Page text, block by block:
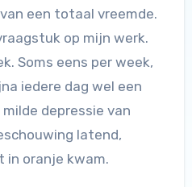
een totaal vreemde.
op mijn werk.
Soms eens per week,
iedere dag wel een
depressie van
latend,
in oranje kwam.